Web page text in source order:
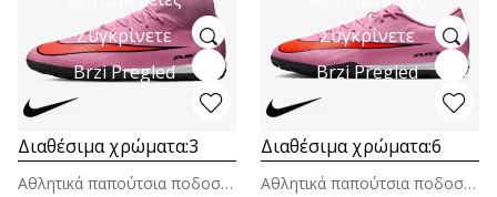
Συγκρίνετε
Brzi Pregled
Διαθέσιμα χρώματα:3
Αθλητικά παπούτσια ποδοσφαίρου για άνδρες
Συγκρίνετε
Brzi Pregled
Διαθέσιμα χρώματα:6
Αθλητικά παπούτσια ποδοσφαίρου για άνδρες